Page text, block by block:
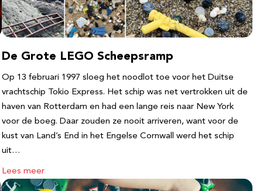
De Grote LEGO Scheepsramp
Op 13 februari 1997 sloeg het noodlot toe voor het Duitse
vrachtschip Tokio Express. Het schip was net vertrokken uit de
haven van Rotterdam en had een lange reis naar New York
voor de boeg. Daar zouden ze nooit arriveren, want voor de
kust van Land’s End in het Engelse Cornwall werd het schip
uit…
Lees meer